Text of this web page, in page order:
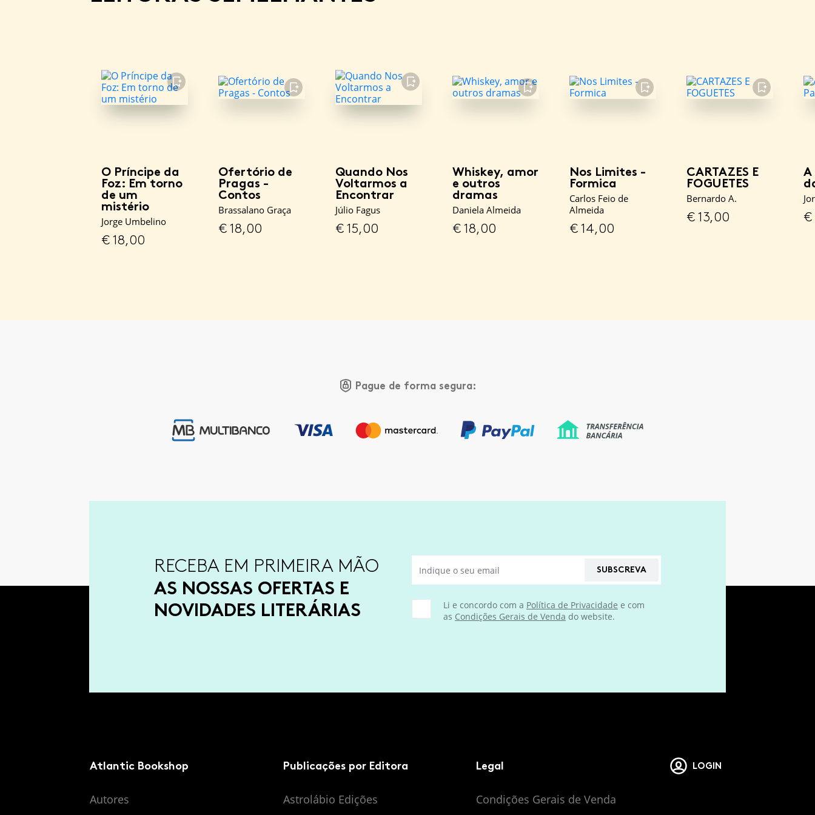
FAVORITO
O Príncipe da
Foz: Em torno
de um
mistério
Jorge Umbelino
€18,00
FAVORITO
Ofertório de
Pragas -
Contos
Brassalano Graça
€18,00
FAVORITO
Quando Nos
Voltarmos a
Encontrar
Júlio Fagus
€15,00
FAVORITO
Whiskey, amor
e outros
dramas
Daniela Almeida
€18,00
FAVORITO
Nos Limites -
Formica
Carlos Feio de
Almeida
€14,00
FAVORITO
CARTAZES E
FOGUETES
Bernardo A.
€13,00
A
€
Pague de forma segura:
RECEBA EM PRIMEIRA MÃO
AS NOSSAS OFERTAS E
NOVIDADES LITERÁRIAS
SUBSCREVA
Li e concordo com a Política de Privacidade e com
as Condições Gerais de Venda do website.
LOGIN
Atlantic Bookshop
Autores
Publicações por Editora
Astrolábio Edições
Legal
Condições Gerais de Venda